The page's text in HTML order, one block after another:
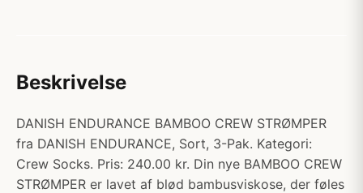
Beskrivelse
DANISH ENDURANCE BAMBOO CREW STRØMPER
fra DANISH ENDURANCE, Sort, 3-Pak. Kategori:
Crew Socks. Pris: 240.00 kr. Din nye BAMBOO CREW
STRØMPER er lavet af blød bambusviskose, der føles